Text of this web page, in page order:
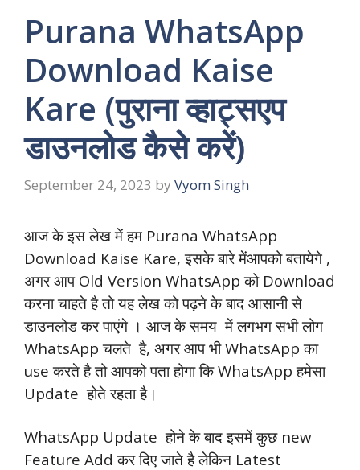
Purana WhatsApp
Download Kaise
Kare (पुराना व्हाट्सएप
डाउनलोड कैसे करें)
September 24, 2023 by Vyom Singh
आज के इस लेख में हम Purana WhatsApp
Download Kaise Kare, इसके बारे मेंआपको बतायेगे ,
अगर आप Old Version WhatsApp को Download
करना चाहते है तो यह लेख को पढ़ने के बाद आसानी से
डाउनलोड कर पाएंगे । आज के समय में लगभग सभी लोग
WhatsApp चलते है, अगर आप भी WhatsApp का
use करते है तो आपको पता होगा कि WhatsApp हमेसा
Update होते रहता है।
WhatsApp Update होने के बाद इसमें कुछ new
Feature Add कर दिए जाते है लेकिन Latest